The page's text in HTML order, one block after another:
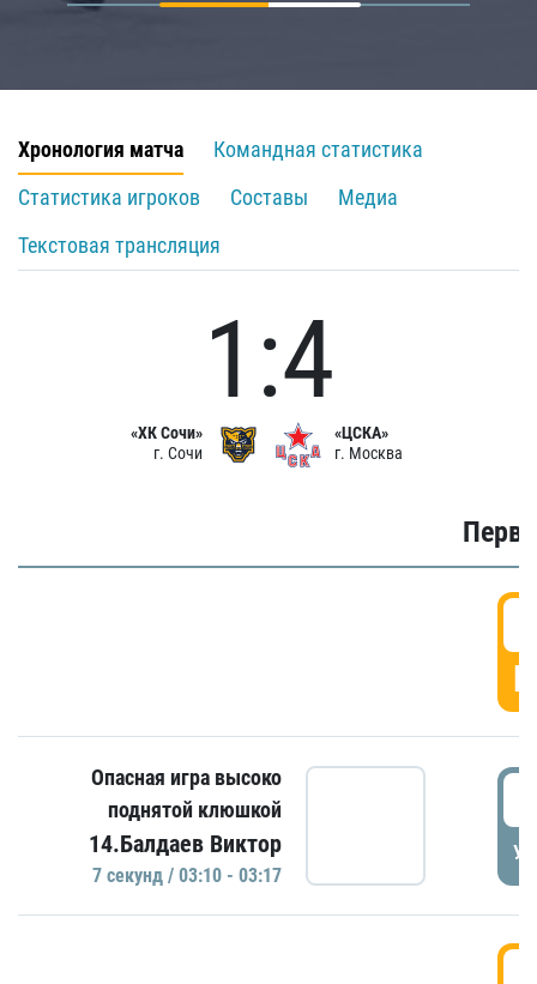
Хронология матча
Командная статистика
Статистика игроков
Составы
Медиа
Текстовая трансляция
«ХК Сочи»
г. Сочи
1:4
«ЦСКА»
г. Москва
Опасная игра высоко
поднятой клюшкой
14.Балдаев Виктор
7 секунд / 03:10 - 03:17